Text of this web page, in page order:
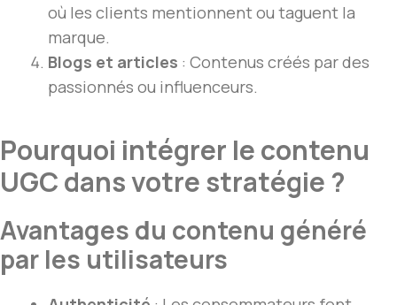
où les clients mentionnent ou taguent la
marque.
Blogs et articles : Contenus créés par des
passionnés ou influenceurs.
Pourquoi intégrer le contenu
UGC dans votre stratégie ?
Avantages du contenu généré
par les utilisateurs